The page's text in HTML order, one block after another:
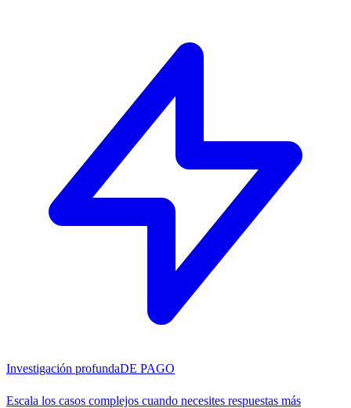
Investigación profundaDE PAGO
Escala los casos complejos cuando necesites respuestas más